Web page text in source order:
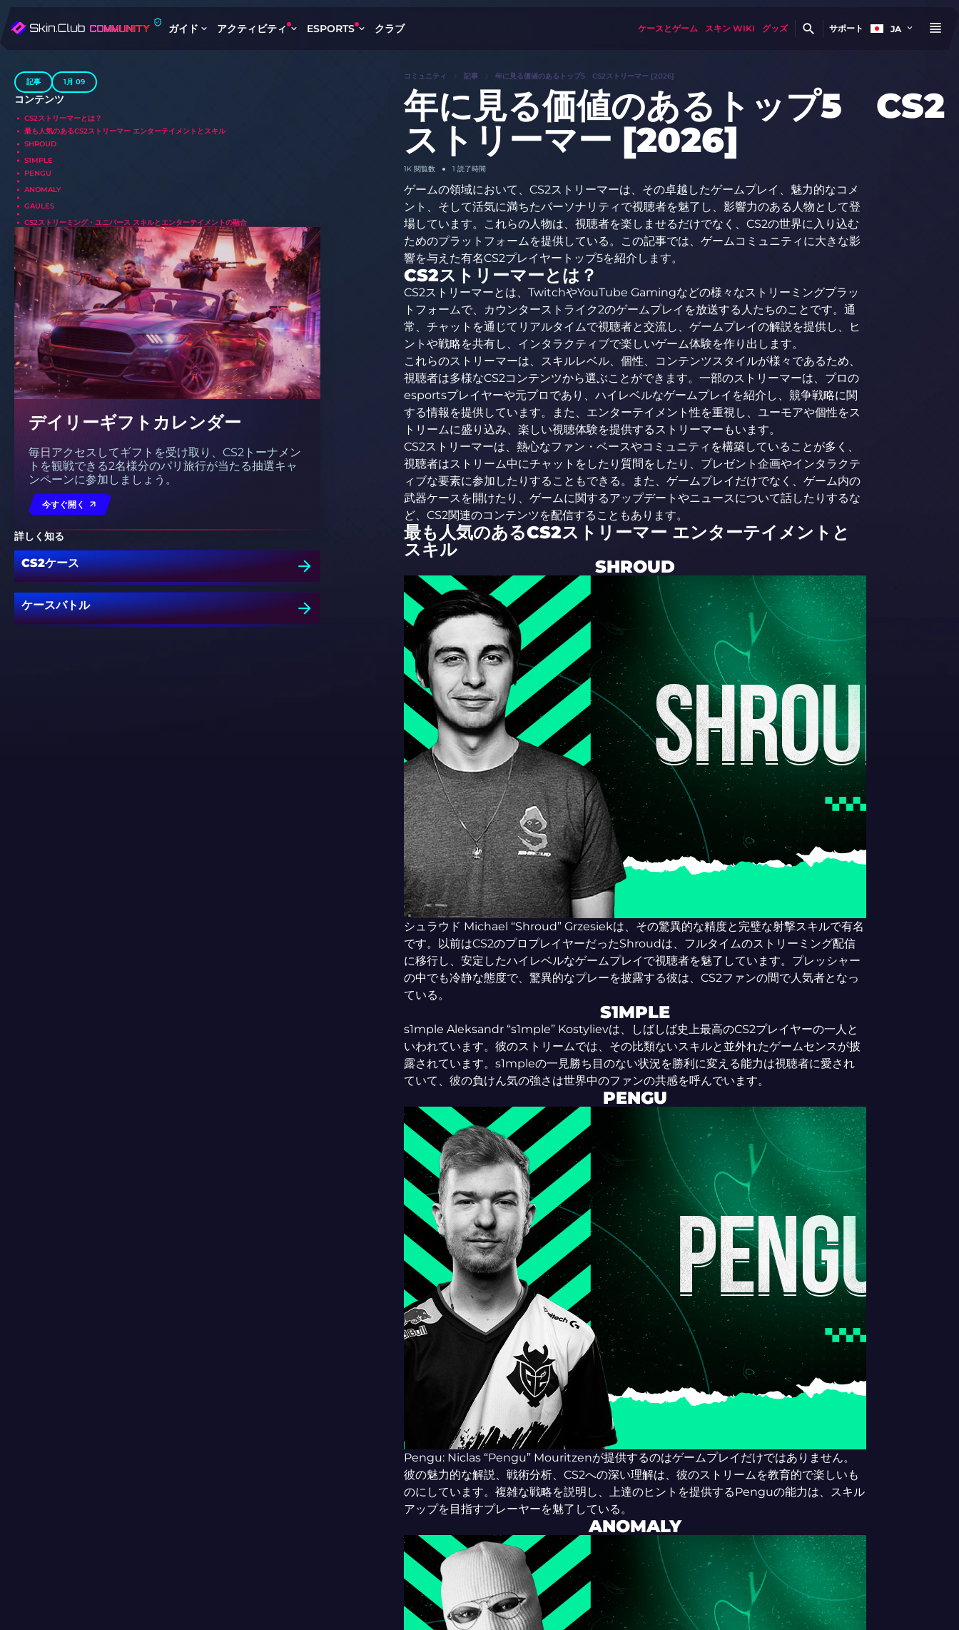
ガイド アクティビティ ESPORTS クラブ ケースとゲーム スキン WIKI グッズ サポート JA
記事 1月 09
コンテンツ
CS2ストリーマーとは？
最も人気のあるCS2ストリーマー エンターテイメントとスキル
SHROUD
S1MPLE
PENGU
ANOMALY
GAULES
CS2ストリーミング・ユニバース スキルとエンターテイメントの融合
デイリーギフトカレンダー
毎日アクセスしてギフトを受け取り、CS2トーナメン
トを観戦できる2名様分のパリ旅行が当たる抽選キャ
ンペーンに参加しましょう。
今すぐ開く
詳しく知る
CS2ケース
ケースバトル
コミュニティ 記事 年に見る価値のあるトップ5 CS2ストリーマー [2026]
年に見る価値のあるトップ5 CS2
ストリーマー [2026]
1K閲覧数 1 読了時間
ゲームの領域において、CS2ストリーマーは、その卓越したゲームプレイ、魅力的なコメ
ント、そして活気に満ちたパーソナリティで視聴者を魅了し、影響力のある人物として登
場しています。これらの人物は、視聴者を楽しませるだけでなく、CS2の世界に入り込む
ためのプラットフォームを提供している。この記事では、ゲームコミュニティに大きな影
響を与えた有名CS2プレイヤートップ5を紹介します。
CS2ストリーマーとは？
CS2ストリーマーとは、TwitchやYouTube Gamingなどの様々なストリーミングプラッ
トフォームで、カウンターストライク2のゲームプレイを放送する人たちのことです。通
常、チャットを通じてリアルタイムで視聴者と交流し、ゲームプレイの解説を提供し、ヒ
ントや戦略を共有し、インタラクティブで楽しいゲーム体験を作り出します。
これらのストリーマーは、スキルレベル、個性、コンテンツスタイルが様々であるため、
視聴者は多様なCS2コンテンツから選ぶことができます。一部のストリーマーは、プロの
esportsプレイヤーや元プロであり、ハイレベルなゲームプレイを紹介し、競争戦略に関
する情報を提供しています。また、エンターテイメント性を重視し、ユーモアや個性をス
トリームに盛り込み、楽しい視聴体験を提供するストリーマーもいます。
CS2ストリーマーは、熱心なファン・ベースやコミュニティを構築していることが多く、
視聴者はストリーム中にチャットをしたり質問をしたり、プレゼント企画やインタラクテ
ィブな要素に参加したりすることもできる。また、ゲームプレイだけでなく、ゲーム内の
武器ケースを開けたり、ゲームに関するアップデートやニュースについて話したりするな
ど、CS2関連のコンテンツを配信することもあります。
最も人気のあるCS2ストリーマー エンターテイメントと
スキル
SHROUD
シュラウド Michael “Shroud” Grzesiekは、その驚異的な精度と完璧な射撃スキルで有名
です。以前はCS2のプロプレイヤーだったShroudは、フルタイムのストリーミング配信
に移行し、安定したハイレベルなゲームプレイで視聴者を魅了しています。プレッシャー
の中でも冷静な態度で、驚異的なプレーを披露する彼は、CS2ファンの間で人気者となっ
ている。
S1MPLE
s1mple Aleksandr “s1mple” Kostylievは、しばしば史上最高のCS2プレイヤーの一人と
いわれています。彼のストリームでは、その比類ないスキルと並外れたゲームセンスが披
露されています。s1mpleの一見勝ち目のない状況を勝利に変える能力は視聴者に愛され
ていて、彼の負けん気の強さは世界中のファンの共感を呼んでいます。
PENGU
Pengu: Niclas “Pengu” Mouritzenが提供するのはゲームプレイだけではありません。
彼の魅力的な解説、戦術分析、CS2への深い理解は、彼のストリームを教育的で楽しいも
のにしています。複雑な戦略を説明し、上達のヒントを提供するPenguの能力は、スキル
アップを目指すプレーヤーを魅了している。
ANOMALY